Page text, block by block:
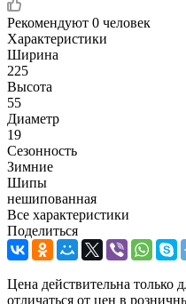
Рекомендуют 0 человек
Характеристики
Ширина
225
Высота
55
Диаметр
19
Сезонность
Зимние
Шипы
нешипованная
Все характеристики
Поделиться
Цена действительна только
отличаться от цен в